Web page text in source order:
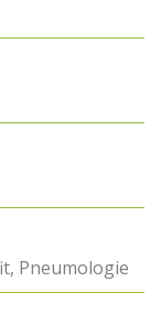
Pneumologie